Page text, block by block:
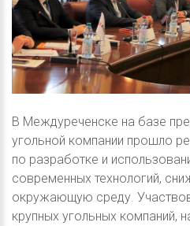
В Междуреченске на базе
угольной компании прошло
по разработке и
современных технологий,
окружающую среду.
крупных угольных компаний,